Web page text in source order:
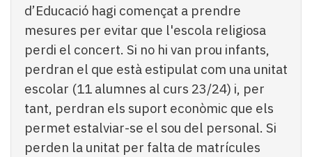
d’Educació hagi començat a prendre
mesures per evitar que l'escola religiosa
perdi el concert. Si no hi van prou infants,
perdran el que està estipulat com una unitat
escolar (11 alumnes al curs 23/24) i, per
tant, perdran els suport econòmic que els
permet estalviar-se el sou del personal. Si
perden la unitat per falta de matrícules